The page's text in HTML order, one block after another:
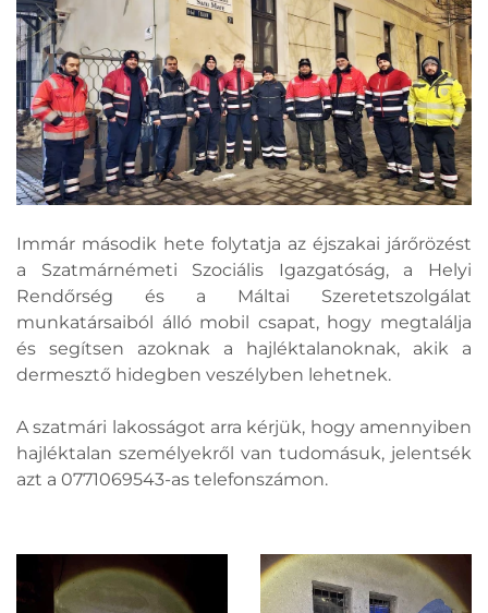
Immár második hete folytatja az éjszakai járőrözést
a Szatmárnémeti Szociális Igazgatóság, a Helyi
Rendőrség és a Máltai Szeretetszolgálat
munkatársaiból álló mobil csapat, hogy megtalálja
és segítsen azoknak a hajléktalanoknak, akik a
dermesztő hidegben veszélyben lehetnek.
A szatmári lakosságot arra kérjük, hogy amennyiben
hajléktalan személyekről van tudomásuk, jelentsék
azt a 0771069543-as telefonszámon.